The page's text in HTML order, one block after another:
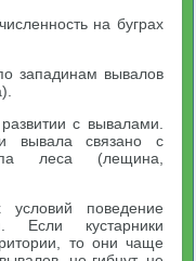
на буграх
западинам вывалов
с вывалами.
вывала связано с
леса (лещина,
условий поведение
Если кустарники
то они чаще